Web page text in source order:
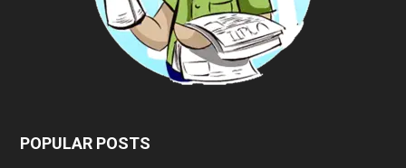
POPULAR POSTS